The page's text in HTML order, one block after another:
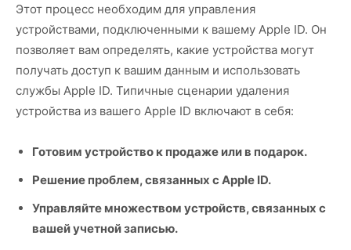
Этот процесс необходим для управления
устройствами, подключенными к вашему Apple ID. Он
позволяет вам определять, какие устройства могут
получать доступ к вашим данным и использовать
службы Apple ID. Типичные сценарии удаления
устройства из вашего Apple ID включают в себя:
Готовим устройство к продаже или в подарок.
Решение проблем, связанных с Apple ID.
Управляйте множеством устройств, связанных с
вашей учетной записью.